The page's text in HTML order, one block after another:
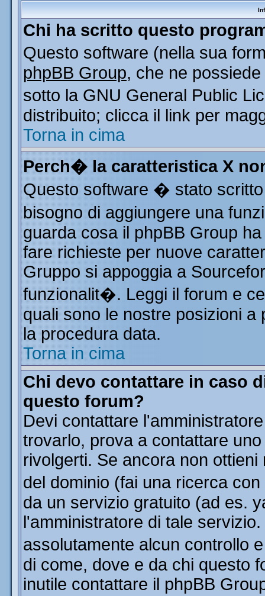
Chi ha scritto questo
Questo software (nella sua
phpBB Group, che ne
sotto la GNU General Public
distribuito; clicca il link per
Torna in cima
Perch� la caratteristica X
Questo software � stato
bisogno di aggiungere una
guarda cosa il phpBB Group
fare richieste per nuove
Gruppo si appoggia a
funzionalit�. Leggi il forum e
quali sono le nostre posizioni
la procedura data.
Torna in cima
Chi devo contattare in caso
questo forum?
Devi contattare
trovarlo, prova a contattare
rivolgerti. Se ancora non
del dominio (fai una ricerca
da un servizio gratuito (ad es.
l'amministratore di tale
assolutamente alcun controllo
di come, dove e da chi questo
inutile contattare il phpBB